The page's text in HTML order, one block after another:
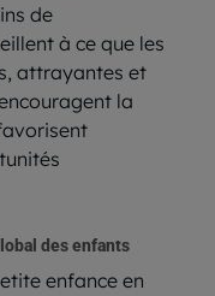
de
à ce que les
attrayantes et
la
des enfants
enfance en